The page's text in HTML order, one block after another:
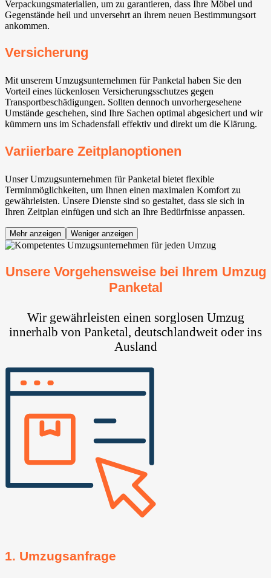
Verpackungsmaterialien, um zu garantieren, dass Ihre Möbel und
Gegenstände heil und unversehrt an ihrem neuen Bestimmungsort
ankommen.
Versicherung
Mit unserem Umzugsunternehmen für Panketal⁠ haben Sie den
Vorteil eines lückenlosen Versicherungsschutzes gegen
Transportbeschädigungen. Sollten dennoch unvorhergesehene
Umstände geschehen, sind Ihre Sachen optimal abgesichert und wir
kümmern uns im Schadensfall effektiv und direkt um die Klärung.
Variierbare Zeitplanoptionen
Unser Umzugsunternehmen für Panketal⁠ bietet flexible
Terminmöglichkeiten, um Ihnen einen maximalen Komfort zu
gewährleisten. Unsere Dienste sind so gestaltet, dass sie sich in
Ihren Zeitplan einfügen und sich an Ihre Bedürfnisse anpassen.
Mehr anzeigen Weniger anzeigen
Unsere Vorgehensweise bei Ihrem Umzug
Panketal⁠
Wir gewährleisten einen sorglosen Umzug
innerhalb von Panketal⁠, deutschlandweit oder ins
Ausland
1. Umzugsanfrage